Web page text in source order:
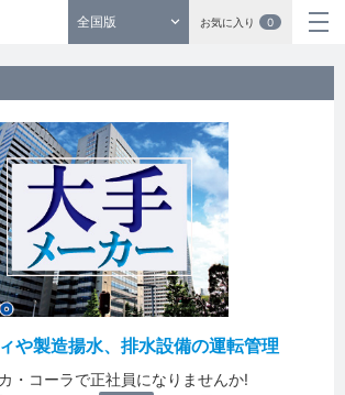
全国版 お気に入り 0
や製造揚水、排水設備の運転管理
・コーラで正社員になりませんか!